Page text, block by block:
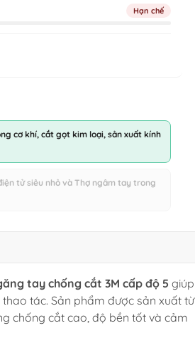
Hạn chế
cơ khí, cắt gọt kim loại, sản xuất kính
tử siêu nhỏ và Thợ ngâm tay trong
tay chống cắt 3M cấp độ 5 giúp
tác. Sản phẩm được sản xuất từ
chống cắt cao, độ bền tốt và cảm